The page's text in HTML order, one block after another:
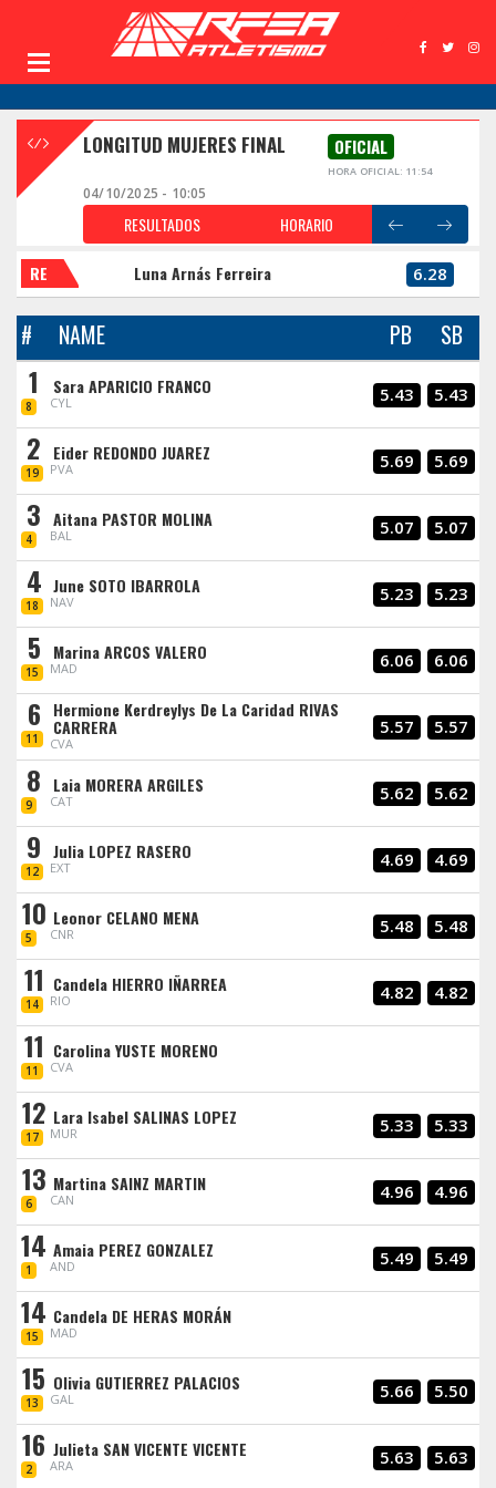
LONGITUD MUJERES FINAL OFICIAL
HORA OFICIAL: 11:54
04/10/2025 - 10:05
RESULTADOS HORARIO
RE Luna Arnás Ferreira 6.28
# NAME PB SB
1
8
Sara APARICIO FRANCO
CYL 5.43 5.43
2
19
Eider REDONDO JUAREZ
PVA 5.69 5.69
3
4
Aitana PASTOR MOLINA
BAL 5.07 5.07
4
18
June SOTO IBARROLA
NAV 5.23 5.23
5
15
Marina ARCOS VALERO
MAD 6.06 6.06
6
11
Hermione Kerdreylys De La Caridad RIVAS
CARRERA
CVA
5.57 5.57
8
9
Laia MORERA ARGILES
CAT 5.62 5.62
9
12
Julia LOPEZ RASERO
EXT 4.69 4.69
10
5
Leonor CELANO MENA
CNR 5.48 5.48
11
14
Candela HIERRO IÑARREA
RIO 4.82 4.82
11
11
Carolina YUSTE MORENO
CVA
12
17
Lara Isabel SALINAS LOPEZ
MUR 5.33 5.33
13
6
Martina SAINZ MARTIN
CAN 4.96 4.96
14
1
Amaia PEREZ GONZALEZ
AND 5.49 5.49
14
15
Candela DE HERAS MORÁN
MAD
15
13
Olivia GUTIERREZ PALACIOS
GAL 5.66 5.50
16
2
Julieta SAN VICENTE VICENTE
ARA 5.63 5.63